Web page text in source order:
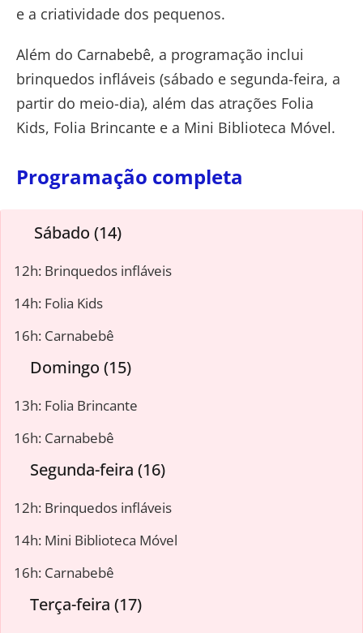
e a criatividade dos pequenos.
Além do Carnabebê, a programação inclui
brinquedos infláveis (sábado e segunda-feira, a
partir do meio-dia), além das atrações Folia
Kids, Folia Brincante e a Mini Biblioteca Móvel.
Programação completa
Sábado (14)
12h: Brinquedos infláveis
14h: Folia Kids
16h: Carnabebê
Domingo (15)
13h: Folia Brincante
16h: Carnabebê
Segunda-feira (16)
12h: Brinquedos infláveis
14h: Mini Biblioteca Móvel
16h: Carnabebê
Terça-feira (17)